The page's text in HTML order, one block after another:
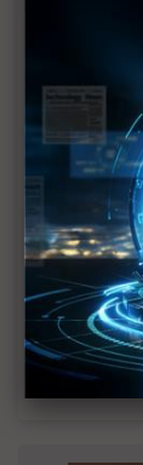
2027
宣」只
英特
2028準
採用
光進銅
線「最